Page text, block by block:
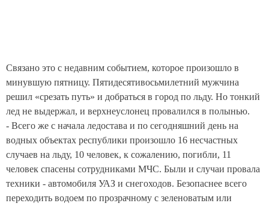
Связано это с недавним событием, которое произошло в
минувшую пятницу. Пятидесятивосьмилетний мужчина
решил «срезать путь» и добраться в город по льду. Но тонкий
лед не выдержал, и верхнеуслонец провалился в полынью.
- Всего же с начала ледостава и по сегодняшний день на
водных объектах республики произошло 16 несчастных
случаев на льду, 10 человек, к сожалению, погибли, 11
человек спасены сотрудниками МЧС. Были и случаи провала
техники - автомобиля УАЗ и снегоходов. Безопаснее всего
переходить водоем по прозрачному с зеленоватым или